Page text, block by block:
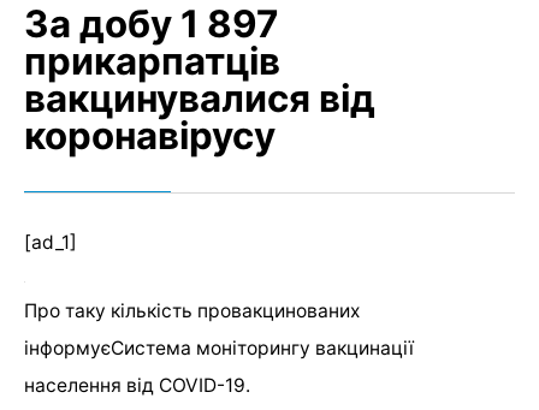
За добу 1 897
прикарпатців
вакцинувалися від
коронавірусу
[ad_1]
Про таку кількість провакцинованих
інформуєСистема моніторингу вакцинації
населення від COVID-19.